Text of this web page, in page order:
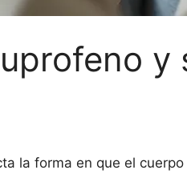
la forma en que el